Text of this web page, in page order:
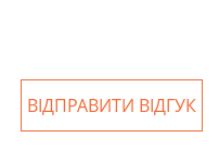
ВІДПРАВИТИ ВІДГУК